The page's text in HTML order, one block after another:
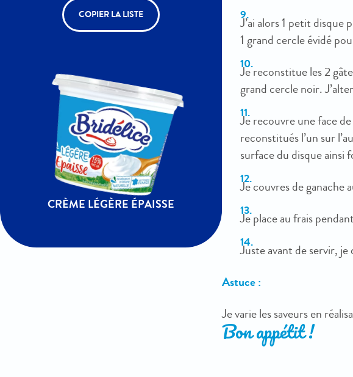
COPIER LA LISTE
CRÈME LÉGÈRE ÉPAISSE
J’ai alors 1 petit disque
1 grand cercle évidé
Je reconstitue les 2
grand cercle noir.
Je recouvre une face
reconstitués l’un sur
surface du disque ainsi
Je couvres de ganache
Je place au frais
Juste avant de servir,
Astuce :
Je varie les saveurs en
Bon appétit !